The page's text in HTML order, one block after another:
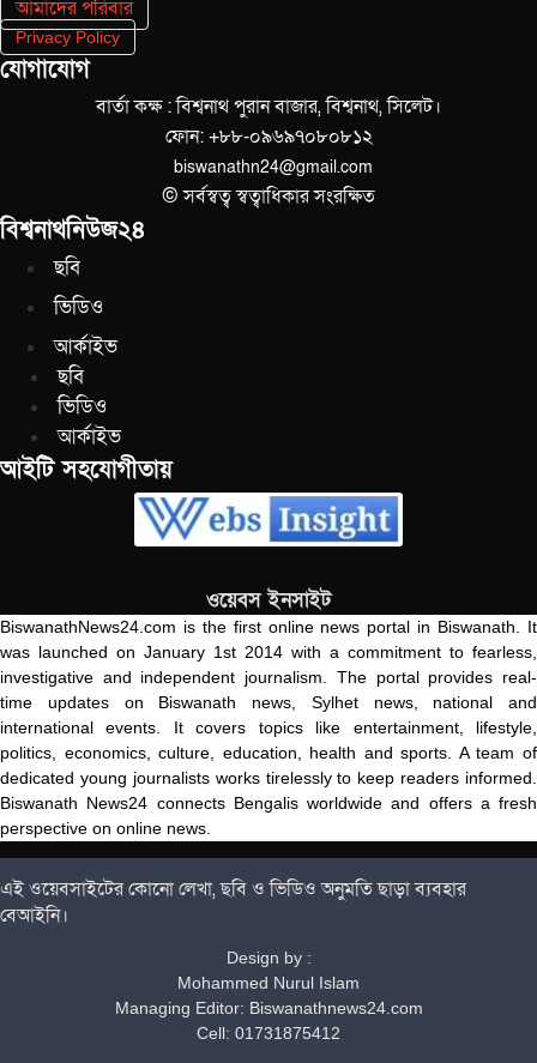
আমাদের পরিবার
Privacy Policy
যোগাযোগ
বার্তা কক্ষ : বিশ্বনাথ পুরান বাজার, বিশ্বনাথ, সিলেট।
ফোন: +৮৮-০৯৬৯৭০৮০৮১২
biswanathn24@gmail.com
© সর্বস্বত্ব স্বত্বাধিকার সংরক্ষিত
বিশ্বনাথনিউজ২৪
ছবি
ভিডিও
আর্কাইভ
ছবি
ভিডিও
আর্কাইভ
আইটি সহযোগীতায়
ওয়েবস ইনসাইট
BiswanathNews24.com is the first online news portal in Biswanath. It
was launched on January 1st 2014 with a commitment to fearless,
investigative and independent journalism. The portal provides real-
time updates on Biswanath news, Sylhet news, national and
international events. It covers topics like entertainment, lifestyle,
politics, economics, culture, education, health and sports. A team of
dedicated young journalists works tirelessly to keep readers informed.
Biswanath News24 connects Bengalis worldwide and offers a fresh
perspective on online news.
এই ওয়েবসাইটের কোনো লেখা, ছবি ও ভিডিও অনুমতি ছাড়া ব্যবহার
বেআইনি।
Design by :
Mohammed Nurul Islam
Managing Editor: Biswanathnews24.com
Cell: 01731875412